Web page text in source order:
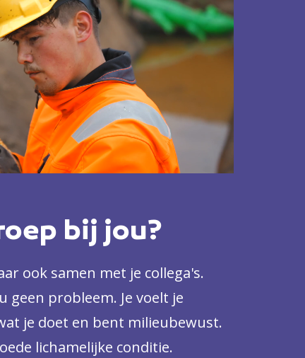
bij jou?
ook samen met je collega's.
geen probleem. Je voelt je
je doet en bent milieubewust.
lichamelijke conditie.